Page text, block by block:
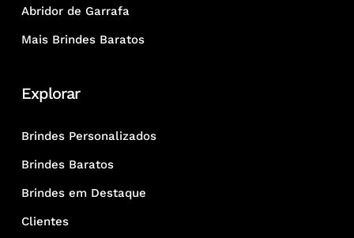
Abridor de Garrafa
Mais Brindes Baratos
Explorar
Brindes Personalizados
Brindes Baratos
Brindes em Destaque
Clientes